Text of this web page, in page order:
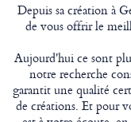
Depuis sa création à
de vous offrir le
Aujourd'hui ce sont
notre recherche
garantit une qualité
de créations. Et pour